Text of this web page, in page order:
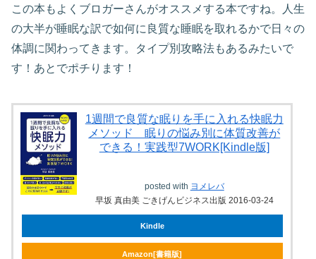
この本もよくブロガーさんがオススメする本ですね。人生
の大半が睡眠な訳で如何に良質な睡眠を取れるかで日々の
体調に関わってきます。タイプ別攻略法もあるみたいで
す！あとでポチります！
1週間で良質な眠りを手に入れる快眠力
メソッド 眠りの悩み別に体質改善が
できる！実践型7WORK[Kindle版]
posted with ヨメレバ
早坂 真由美 ごきげんビジネス出版 2016-03-24
Kindle
Amazon[書籍版]